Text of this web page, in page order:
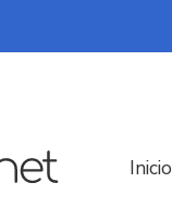
Inicio